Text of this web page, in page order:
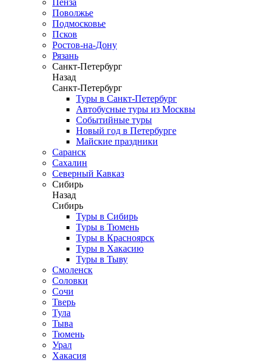
Пенза
Поволжье
Подмосковье
Псков
Ростов-на-Дону
Рязань
Санкт-Петербург
Назад
Санкт-Петербург
Туры в Санкт-Петербург
Автобусные туры из Москвы
Событийные туры
Новый год в Петербурге
Майские праздники
Саранск
Сахалин
Северный Кавказ
Сибирь
Назад
Сибирь
Туры в Сибирь
Туры в Тюмень
Туры в Красноярск
Туры в Хакасию
Туры в Тыву
Смоленск
Соловки
Сочи
Тверь
Тула
Тыва
Тюмень
Урал
Хакасия